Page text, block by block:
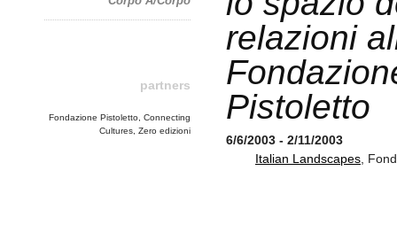
partners
Fondazione Pistoletto, Connecting
Cultures, Zero edizioni
relazioni
Pistoletto
6/6/2003 - 2/11/2003
Italian Landscapes ,